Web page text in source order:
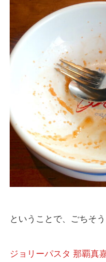
ということで、ごちそ
ジョリーパスタ 那覇真